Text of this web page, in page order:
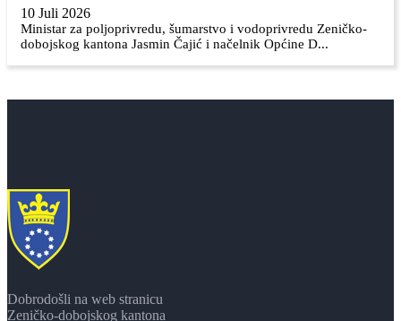
10 Juli 2026
Ministar za poljoprivredu, šumarstvo i vodoprivredu Zeničko-
dobojskog kantona Jasmin Čajić i načelnik Općine D...
Dobrodošli na web stranicu
Zeničko-dobojskog kantona